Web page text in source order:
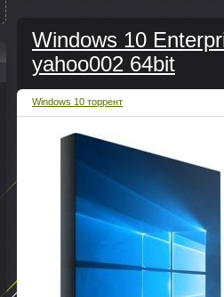
Windows 10
yahoo002 64bit
Windows 10 торрент